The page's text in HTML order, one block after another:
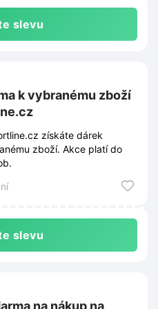
slevu
k vybranému zboží
získáte dárek
zboží. Akce platí do
slevu
na nákup na